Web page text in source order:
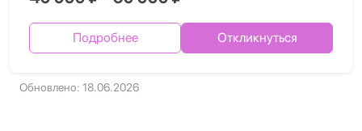
Подробнее Откликнуться
Обновлено: 18.06.2026